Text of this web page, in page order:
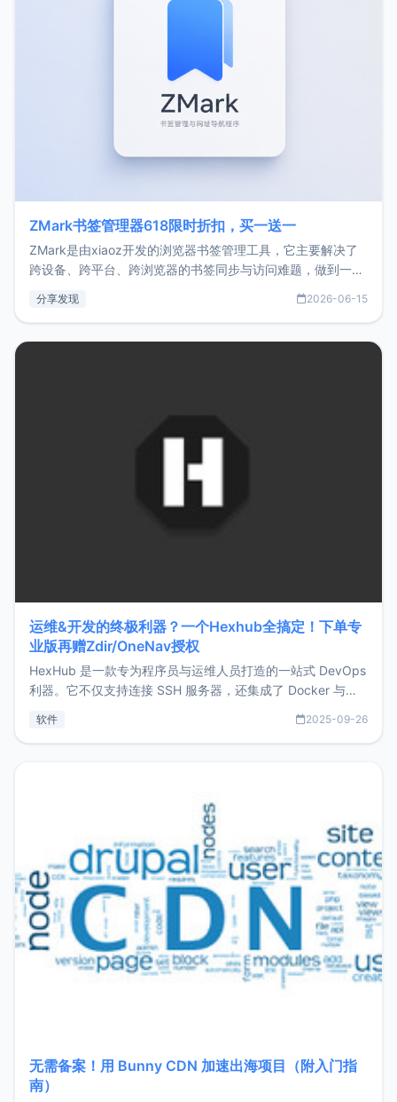
ZMark书签管理器618限时折扣，买一送一
ZMark是由xiaoz开发的浏览器书签管理工具，它主要解决了
跨设备、跨平台、跨浏览器的书签同步与访问难题，做到一处
用，让管理更高效。ZMark官网地址：
分享发现 2026-06-15
运维&开发的终极利器？一个Hexhub全搞定！下单专
业版再赠Zdir/OneNav授权
HexHub 是一款专为程序员与运维人员打造的一站式 DevOps
利器。它不仅支持连接 SSH 服务器，还集成了 Docker 与常
件间频繁切换，仅凭 HexHub 即可同时搞定运维与数据库操
软件 2025-09-26
无需备案！用 Bunny CDN 加速出海项目（附入门指
南）